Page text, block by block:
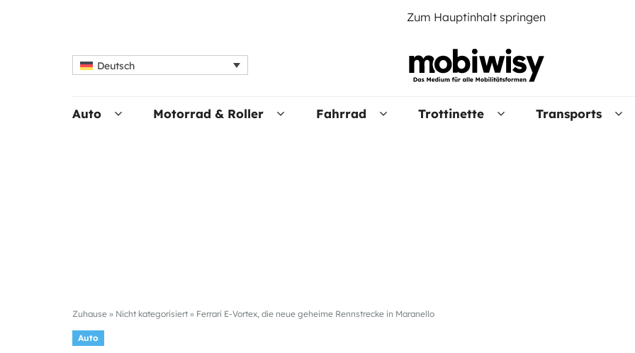
Zum Hauptinhalt springen
Deutsch
Auto Motorrad & Roller Fahrrad Trottinette Transports
Zuhause » Nicht kategorisiert » Ferrari E-Vortex, die neue geheime Rennstrecke in Maranello
Auto